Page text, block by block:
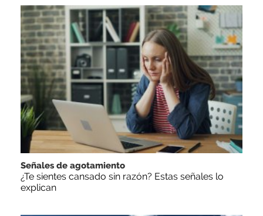
Señales de agotamiento
¿Te sientes cansado sin razón? Estas señales lo
explican